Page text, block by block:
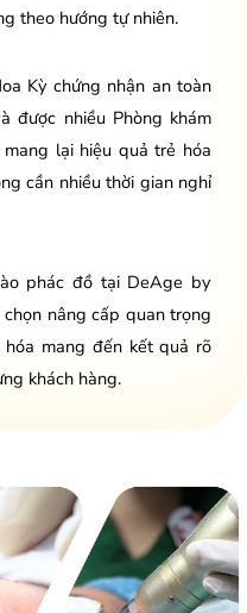
theo hướng tự nhiên.
Kỳ chứng nhận an toàn
được nhiều Phòng khám
lại hiệu quả trẻ hóa
cần nhiều thời gian nghỉ
phác đồ tại DeAge by
nâng cấp quan trọng
mang đến kết quả rõ
khách hàng.